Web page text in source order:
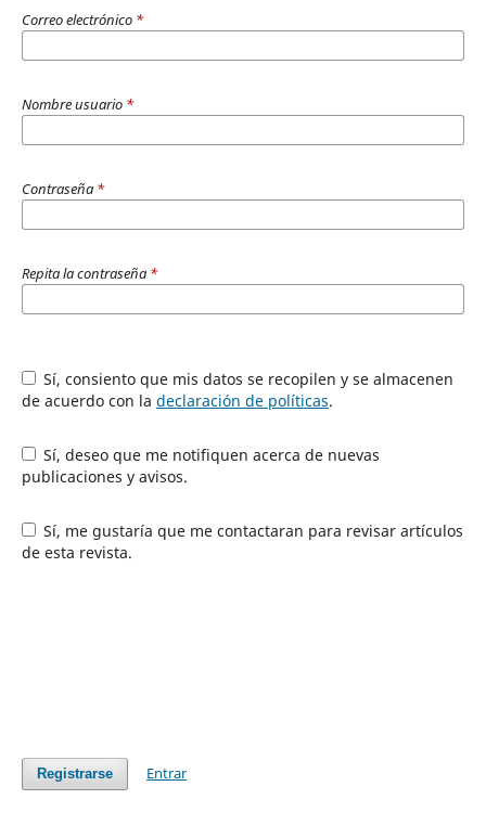
Correo electrónico *
Nombre usuario *
Contraseña *
Repita la contraseña *
Sí, consiento que mis datos se recopilen y se almacenen
de acuerdo con la declaración de políticas.
Sí, deseo que me notifiquen acerca de nuevas
publicaciones y avisos.
Sí, me gustaría que me contactaran para revisar artículos
de esta revista.
Registrarse Entrar